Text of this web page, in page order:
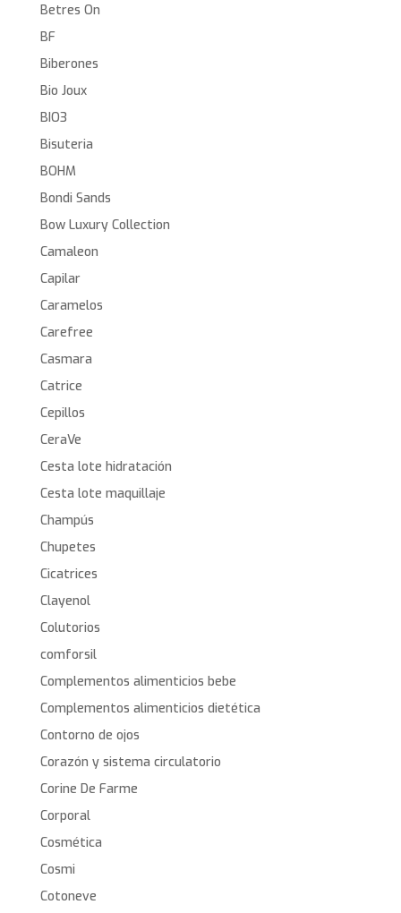
Betres On
BF
Biberones
Bio Joux
BIO3
Bisuteria
BOHM
Bondi Sands
Bow Luxury Collection
Camaleon
Capilar
Caramelos
Carefree
Casmara
Catrice
Cepillos
CeraVe
Cesta lote hidratación
Cesta lote maquillaje
Champús
Chupetes
Cicatrices
Clayenol
Colutorios
comforsil
Complementos alimenticios bebe
Complementos alimenticios dietética
Contorno de ojos
Corazón y sistema circulatorio
Corine De Farme
Corporal
Cosmética
Cosmi
Cotoneve